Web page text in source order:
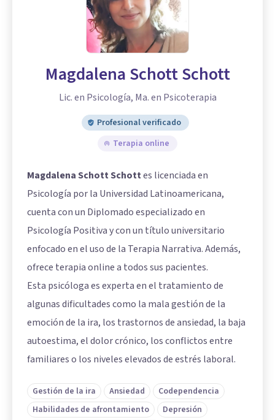
Magdalena Schott Schott
Lic. en Psicología, Ma. en Psicoterapia
Profesional verificado
Terapia online
Magdalena Schott Schottes licenciada en
Psicología por la Universidad Latinoamericana,
cuenta con un Diplomado especializado en
Psicología Positiva y con un título universitario
enfocado en el uso de la Terapia Narrativa. Además,
ofrece terapia online a todos sus pacientes.
Esta psicóloga es experta en el tratamiento de
algunas dificultades como la mala gestión de la
emoción de la ira, los trastornos de ansiedad, la baja
autoestima, el dolor crónico, los conflictos entre
familiares o los niveles elevados de estrés laboral.
Gestión de la ira Ansiedad
Codependencia
Habilidades de afrontamiento
Depresión